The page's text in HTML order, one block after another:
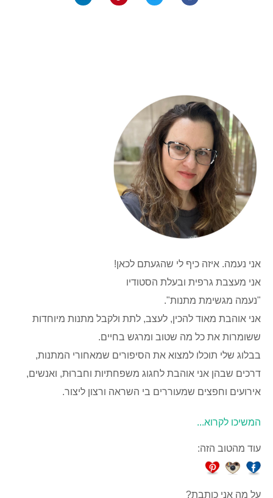
אני נעמה. איזה כיף לי שהגעתם לכאן!
אני מעצבת גרפית ובעלת הסטודיו
"נעמה מגשימת מתנות".
אני אוהבת מאוד להכין, לעצב, לתת ולקבל מתנות מיוחדות
ששומרות את כל מה שטוב ומרגש בחיים.
בבלוג שלי תוכלו למצוא את הסיפורים שמאחורי המתנות,
דרכים שבהן אני אוהבת לחגוג משפחתיות וחברוּת, ואנשים,
אירועים וחפצים שמעוררים בי השראה ורצון ליצור.
המשיכו לקרוא...
עוד מהטוב הזה:
על מה אני כותבת?